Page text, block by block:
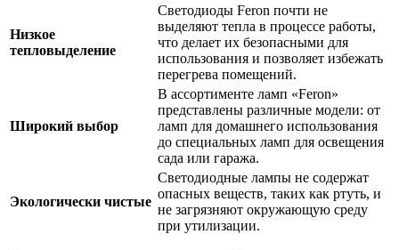
Низкое
тепловыделение
Светодиоды Feron почти не
выделяют тепла в процессе работы,
что делает их безопасными для
использования и позволяет избежать
перегрева помещений.
Широкий выбор
В ассортименте ламп «Feron»
представлены различные модели: от
ламп для домашнего использования
до специальных ламп для освещения
сада или гаража.
Экологически чистые
Светодиодные лампы не содержат
опасных веществ, таких как ртуть, и
не загрязняют окружающую среду
при утилизации.